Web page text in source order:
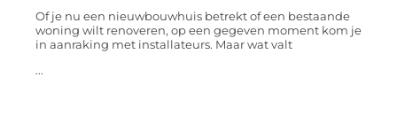
Of je nu een nieuwbouwhuis betrekt of een bestaande
woning wilt renoveren, op een gegeven moment kom je
in aanraking met installateurs. Maar wat valt
...